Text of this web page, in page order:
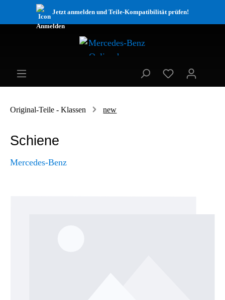
Jetzt anmelden und Teile-Kompatibilität prüfen!
Original-Teile - Klassen new
Schiene
Mercedes-Benz